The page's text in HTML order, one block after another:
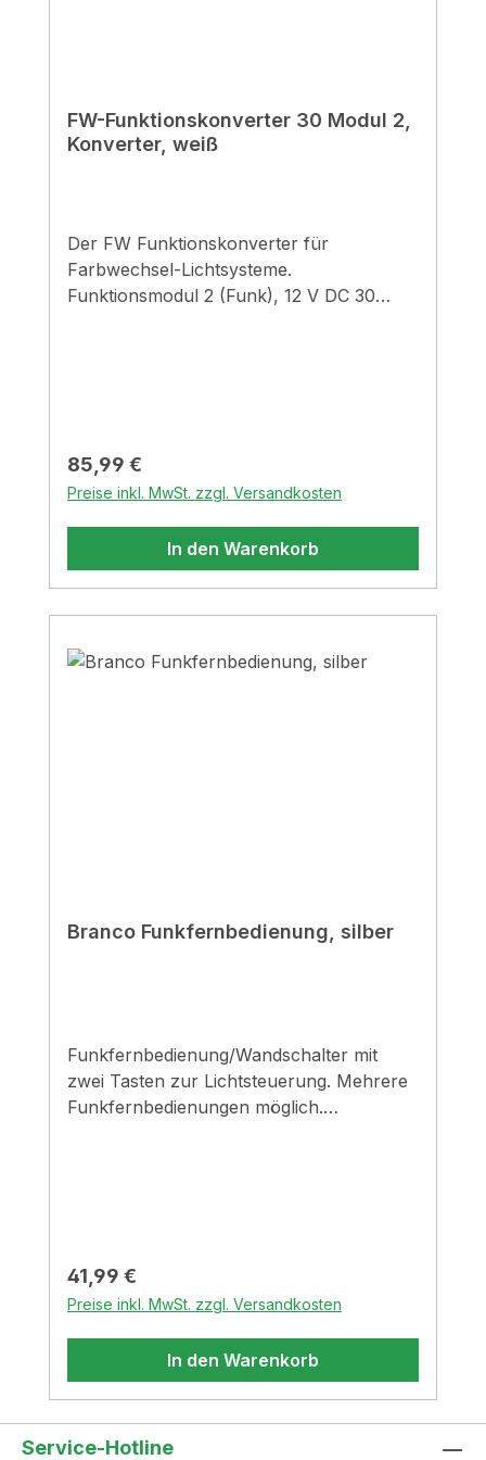
FW-Funktionskonverter 30 Modul 2,
Konverter, weiß
Der FW Funktionskonverter für
Farbwechsel-Lichtsysteme.
Funktionsmodul 2 (Funk), 12 V DC 30
Funkfernbedienung Verwendung nur bei
Einsatz von Naber-Produkten
Regulärer Preis:
85,99 €
Preise inkl. MwSt. zzgl. Versandkosten
In den Warenkorb
Branco Funkfernbedienung, silber
Funkfernbedienung/Wandschalter mit
zwei Tasten zur Lichtsteuerung. Mehrere
Funkfernbedienungen möglich.
Steckdoseneinsatz (SchuKo), zum Einbau
oder als Handfernbedienung
einsetzbarBohr-Ø 35 mmNur in
Kombination mit FW-Funktionskonverter
Regulärer Preis:
41,99 €
Preise inkl. MwSt. zzgl. Versandkosten
In den Warenkorb
Service-Hotline